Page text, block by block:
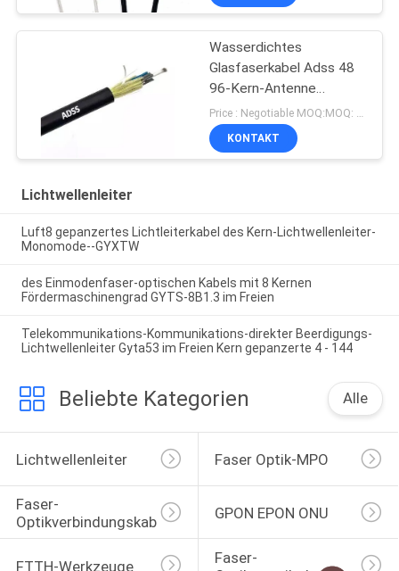
Wasserdichtes
Glasfaserkabel Adss 48
96-Kern-Antenne
Singlemode
100/200/300 m
Spannweite
KONTAKT
Lichtwellenleiter
Luft8 gepanzertes Lichtleiterkabel des Kern-Lichtwellenleiter-
Monomode--GYXTW
des Einmodenfaser-optischen Kabels mit 8 Kernen
Fördermaschinengrad GYTS-8B1.3 im Freien
Telekommunikations-Kommunikations-direkter Beerdigungs-
Lichtwellenleiter Gyta53 im Freien Kern gepanzerte 4 - 144
Beliebte Kategorien Alle
Lichtwellenleiter Faser Optik-MPO
Faser-
Optikverbindungskabel
GPON EPON ONU
FTTH-Werkzeuge
Faser-